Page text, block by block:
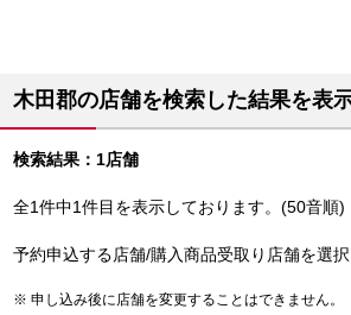
木田郡の店舗を検索した結果を表
検索結果：1店舗
全1件中1件目を表示しております。(50音順)
予約申込する店舗/購入商品受取り店舗を選択
申し込み後に店舗を変更することはできません。